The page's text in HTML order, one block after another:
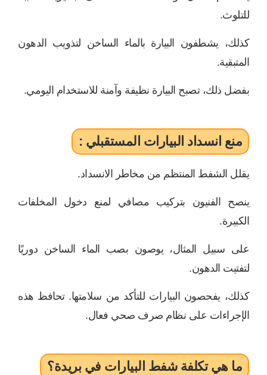
للتلوث.
كذلك، يشطفون البيارة بالماء الساخن لتذويب الدهون
المتبقية.
بفضل ذلك، تصبح البيارة نظيفة وآمنة للاستخدام اليومي.
منع انسداد البيارات المستقبلي :
يقلل الشفط المنتظم من مخاطر الانسداد.
ينصح الفنيون بتركيب مصافي لمنع دخول المخلفات
الكبيرة.
على سبيل المثال، يوصون بصب الماء الساخن دوريًا
لتفتيت الدهون.
كذلك، يفحصون البيارات للتأكد من سلامتها. تحافظ هذه
الإجراءات على نظام صرف صحي فعال.
ما هي تكلفة شفط البيارات في بريدة؟